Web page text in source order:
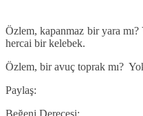
Özlem, kapanmaz bir yara
hercai bir kelebek.
Özlem, bir avuç toprak mı?
Paylaş:
Beğeni Derecesi: